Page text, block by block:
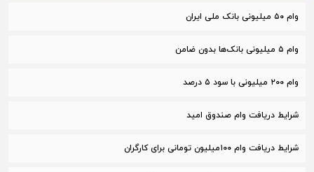
وام ۵۰ میلیونی بانک ملی ایران
وام ۵ میلیونی بانک‌ها بدون ضامن
وام ۲۰۰ میلیونی با سود ۵ درصد
شرایط دریافت وام صندوق امید
شرایط دریافت وام ۱۰۰میلیون تومانی برای کارگران